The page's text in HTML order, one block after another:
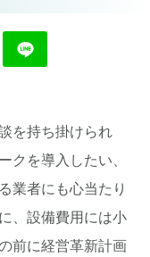
を持ち掛けられ
クを導入したい、
業者にも心当たり
、設備費用には小
前に経営革新計画